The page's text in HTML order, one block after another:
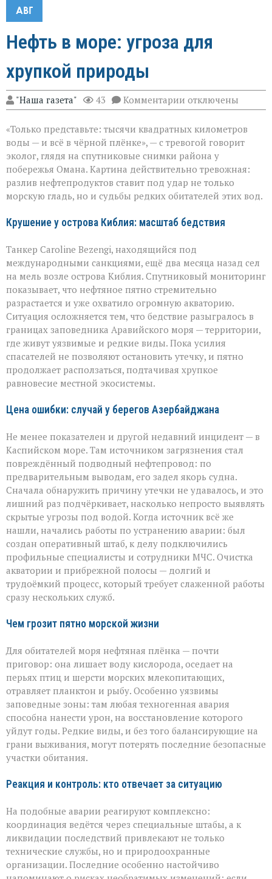
АВГ
Нефть в море: угроза для
хрупкой природы
"Наша газета" 43 Комментарии к
записи
в
море:
угроза
для
хрупкой
природы
отключены
«Только представьте: тысячи квадратных километров
воды — и всё в чёрной плёнке», — с тревогой говорит
эколог, глядя на спутниковые снимки района у
побережья Омана. Картина действительно тревожная:
разлив нефтепродуктов ставит под удар не только
морскую гладь, но и судьбы редких обитателей этих вод.
Крушение у острова Киблия: масштаб бедствия
Танкер Caroline Bezengi, находящийся под
международными санкциями, ещё два месяца назад сел
на мель возле острова Киблия. Спутниковый мониторинг
показывает, что нефтяное пятно стремительно
разрастается и уже охватило огромную акваторию.
Ситуация осложняется тем, что бедствие разыгралось в
границах заповедника Аравийского моря — территории,
где живут уязвимые и редкие виды. Пока усилия
спасателей не позволяют остановить утечку, и пятно
продолжает расползаться, подтачивая хрупкое
равновесие местной экосистемы.
Цена ошибки: случай у берегов Азербайджана
Не менее показателен и другой недавний инцидент — в
Каспийском море. Там источником загрязнения стал
повреждённый подводный нефтепровод: по
предварительным выводам, его задел якорь судна.
Сначала обнаружить причину утечки не удавалось, и это
лишний раз подчёркивает, насколько непросто выявлять
скрытые угрозы под водой. Когда источник всё же
нашли, начались работы по устранению аварии: был
создан оперативный штаб, к делу подключились
профильные специалисты и сотрудники МЧС. Очистка
акватории и прибрежной полосы — долгий и
трудоёмкий процесс, который требует слаженной работы
сразу нескольких служб.
Чем грозит пятно морской жизни
Для обитателей моря нефтяная плёнка — почти
приговор: она лишает воду кислорода, оседает на
перьях птиц и шерсти морских млекопитающих,
отравляет планктон и рыбу. Особенно уязвимы
заповедные зоны: там любая техногенная авария
способна нанести урон, на восстановление которого
уйдут годы. Редкие виды, и без того балансирующие на
грани выживания, могут потерять последние безопасные
участки обитания.
Реакция и контроль: кто отвечает за ситуацию
На подобные аварии реагируют комплексно:
координация ведётся через специальные штабы, а к
ликвидации последствий привлекают не только
технические службы, но и природоохранные
организации. Последние особенно настойчиво